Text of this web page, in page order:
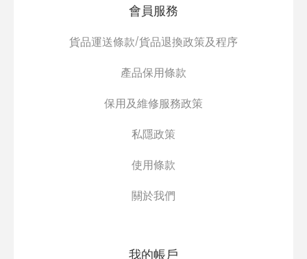
會員服務
貨品運送條款/貨品退換政策及程序
產品保用條款
保用及維修服務政策
私隱政策
使用條款
關於我們
我的帳戶